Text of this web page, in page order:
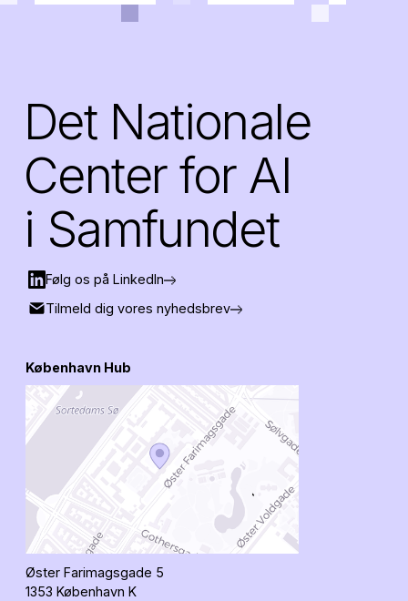
Det Nationale
Center for AI
i Samfundet
Følg os på LinkedIn
Tilmeld dig vores nyhedsbrev
København Hub
Øster Farimagsgade 5
1353 København K